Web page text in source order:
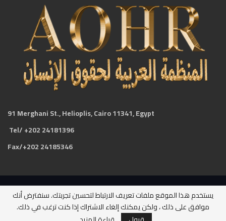
91 Merghani St., Helioplis, Cairo 11341, Egypt
Tel/ +202 24181396
Fax/+202 24185346
جميع الحقوق محفوظة لدى المنظمة العربية لحقوق الإنسان ©2026
Website Design:BetterStudio
يستخدم هذا الموقع ملفات تعريف الارتباط لتحسين تجربتك. سنفترض أنك
موافق على ذلك ، ولكن يمكنك إلغاء الاشتراك إذا كنت ترغب في ذلك.